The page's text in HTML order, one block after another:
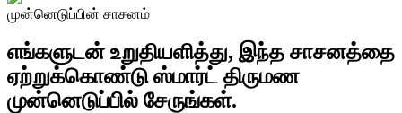
முன்னெடுப்பின் சாசனம்
எங்களுடன் உறுதியளித்து, இந்த சாசனத்தை
ஏற்றுக்கொண்டு ஸ்மார்ட் திருமண
முன்னெடுப்பில் சேருங்கள்.